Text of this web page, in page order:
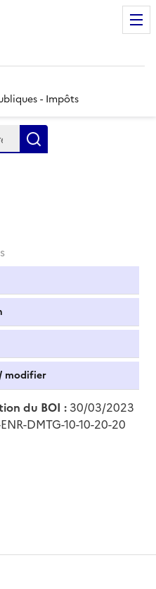
- Impôts
mots clés, partie du
modifier
du BOI : 30/03/2023
DMTG-10-10-20-20
format pdf
sur LinkedIn